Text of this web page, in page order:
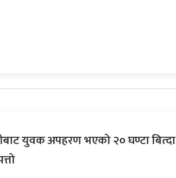
युवक अपहरण भएको २० घण्टा बित्दा